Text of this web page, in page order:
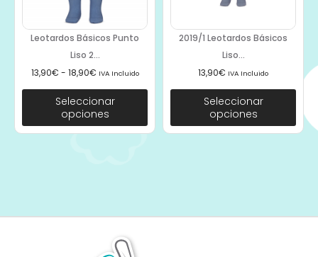
Leotardos Básicos Punto
Liso 2...
13,90€ - 18,90€ IVA Incluido
Seleccionar
opciones
2019/1 Leotardos Básicos
Liso...
13,90€ IVA Incluido
Seleccionar
opciones